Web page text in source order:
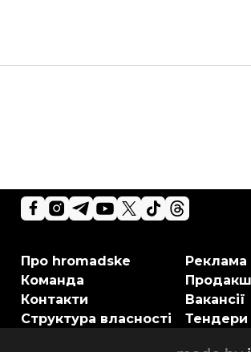
Про hromadske
Команда
Контакти
Структура власності
Реклама
Вакансії
Тендери